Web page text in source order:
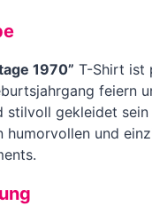
1970” T-Shirt ist
feiern
stilvoll gekleidet
humorvollen und